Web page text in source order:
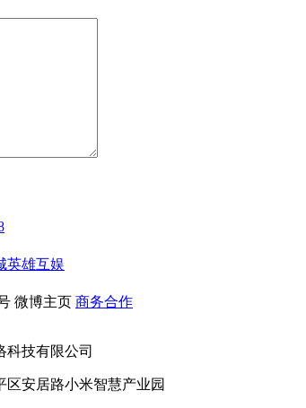
英雄互娱
微博主页 商务合作
科技有限公司
区安居路小米智慧产业园